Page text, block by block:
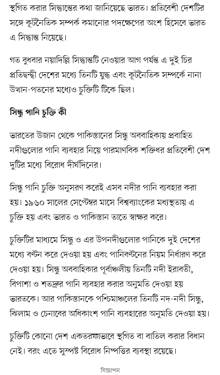
স্থগিত করার সিদ্ধান্তের কথা জানিয়েছে ভারত। প্রতিবেশী দেশটির
সঙ্গে কূটনৈতিক সম্পর্ক কমানোর পদক্ষেপের অংশ হিসেবে ভারত
এ সিদ্ধান্ত নিয়েছে।
গত বুধবার নয়াদিল্লি সিদ্ধান্তটি নেওয়ার আগ পর্যন্ত এ দুই চির
প্রতিদ্বন্দ্বী দেশের মধ্যে তিনটি যুদ্ধ এবং কূটনৈতিক সম্পর্কে নানা
উত্থান-পতনের মধ্যেও চুক্তিটি টিকে ছিল।
সিন্ধু পানি চুক্তি কী
ভারতের উজান থেকে পাকিস্তানের সিন্ধু অববাহিকায় প্রবাহিত
নদীগুলোর পানি ব্যবহার নিয়ে পারমাণবিক শক্তিধর প্রতিবেশী দেশ
দুটির মধ্যে বিরোধ দীর্ঘদিনের।
সিন্ধু পানি চুক্তি অনুসরণ করেই এসব নদীর পানি ব্যবহার করা
হয়। ১৯৬০ সালের সেপ্টেম্বর মাসে বিশ্বব্যাংকের মধ্যস্থতায় এ
চুক্তি হয় এবং ভারত ও পাকিস্তান তাতে স্বাক্ষর করে।
চুক্তিটির মাধ্যমে সিন্ধু ও এর উপনদীগুলোর পানিকে দুই দেশের
মধ্যে বণ্টন করে দেওয়া হয় এবং পানিবণ্টনের নিয়ম নির্ধারণ করে
দেওয়া হয়। সিন্ধু অববাহিকার পূর্বাঞ্চলীয় তিনটি নদী ইরাবতী,
বিপাশা ও শতদ্রুর পানি ব্যবহার করার অনুমতি দেওয়া হয়
ভারতকে। আর পাকিস্তানকে পশ্চিমাঞ্চলের তিনটি নদ-নদী সিন্ধু,
ঝিলাম ও চেনাবের অধিকাংশ পানি ব্যবহারের অনুমতি দেওয়া হয়।
চুক্তিটি কোনো দেশ একতরফাভাবে স্থগিত বা বাতিল করার বিধান
নেই। বরং এতে সুস্পষ্ট বিরোধ নিষ্পত্তির ব্যবস্থা রয়েছে।